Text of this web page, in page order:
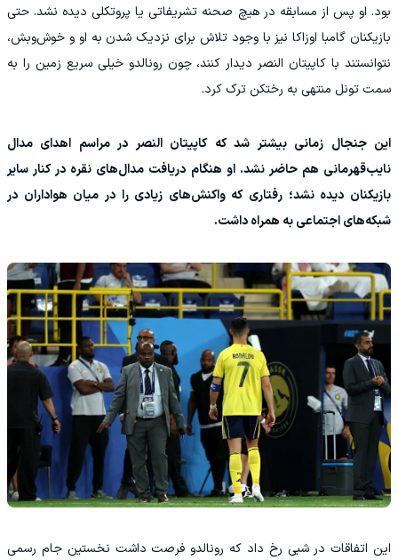
بود. او پس از مسابقه در هیچ صحنه تشریفاتی یا پروتکلی دیده نشد. حتی
بازیکنان گامبا اوزاکا نیز با وجود تلاش برای نزدیک شدن به او و خوش‌وبش،
نتوانستند با کاپیتان النصر دیدار کنند، چون رونالدو خیلی سریع زمین را به
سمت تونل منتهی به رختکن ترک کرد.
این جنجال زمانی بیشتر شد که کاپیتان النصر در مراسم اهدای مدال
نایب‌قهرمانی هم حاضر نشد. او هنگام دریافت مدال‌های نقره در کنار سایر
بازیکنان دیده نشد؛ رفتاری که واکنش‌های زیادی را در میان هواداران در
شبکه‌های اجتماعی به همراه داشت.
این اتفاقات در شبی رخ داد که رونالدو فرصت داشت نخستین جام رسمی